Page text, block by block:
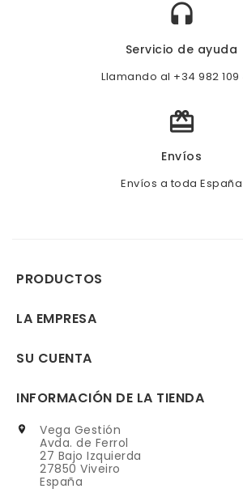

Servicio de ayuda
Llamando al +34 982 109

Envíos
Envíos a toda España
PRODUCTOS
LA EMPRESA
SU CUENTA
INFORMACIÓN DE LA TIENDA

Vega Gestión
Avda. de Ferrol
27 Bajo Izquierda
27850 Viveiro
España